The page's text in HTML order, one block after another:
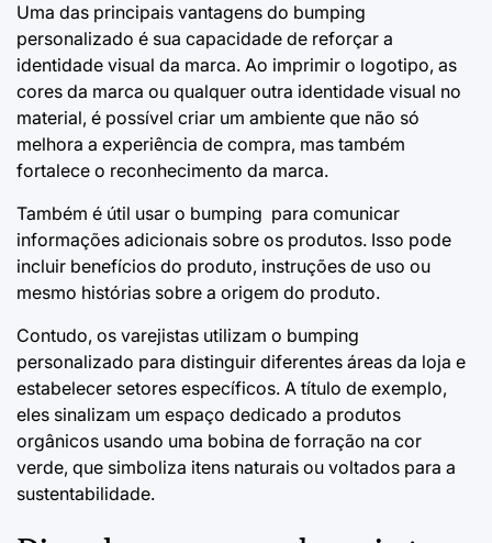
Uma das principais vantagens do bumping
personalizado é sua capacidade de reforçar a
identidade visual da marca. Ao imprimir o logotipo, as
cores da marca ou qualquer outra identidade visual no
material, é possível criar um ambiente que não só
melhora a experiência de compra, mas também
fortalece o reconhecimento da marca.
Também é útil usar o bumping para comunicar
informações adicionais sobre os produtos. Isso pode
incluir benefícios do produto, instruções de uso ou
mesmo histórias sobre a origem do produto.
Contudo, os varejistas utilizam o bumping
personalizado para distinguir diferentes áreas da loja e
estabelecer setores específicos. A título de exemplo,
eles sinalizam um espaço dedicado a produtos
orgânicos usando uma bobina de forração na cor
verde, que simboliza itens naturais ou voltados para a
sustentabilidade.